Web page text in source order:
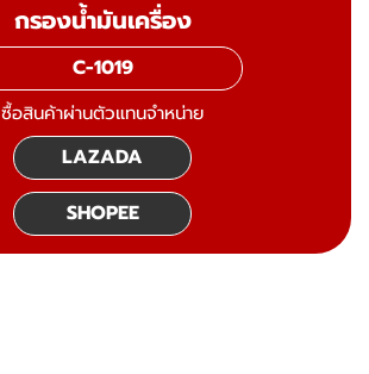
กรองน้ำมันเครื่อง
C-1019
ซื้อสินค้าผ่านตัวแทนจำหน่าย
LAZADA
SHOPEE